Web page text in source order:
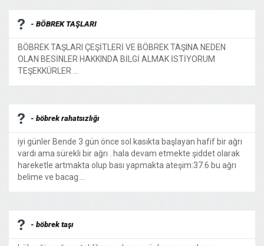
- BÖBREK TAŞLARI
BÖBREK TAŞLARI ÇEŞİTLERİ VE BÖBREK TAŞINA NEDEN
OLAN BESİNLER HAKKINDA BİLGİ ALMAK İSTİYORUM
TEŞEKKÜRLER ...
- böbrek rahatsızlığı
iyi günler Bende 3 gün önce sol kasıkta başlayan hafif bir ağrı
vardı ama sürekli bir ağrı . hala devam etmekte şiddet olarak
hareketle artmakta olup bası yapmakta ateşim:37.6 bu ağrı
belime ve bacag ...
- böbrek taşı